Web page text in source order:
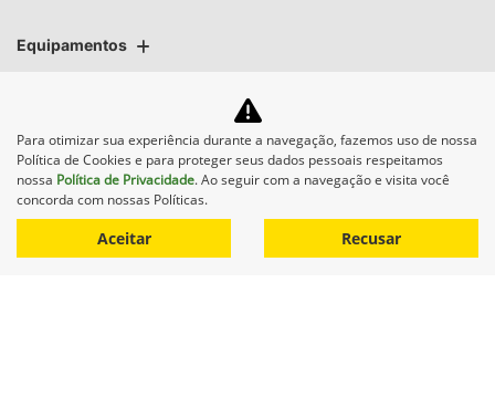
Equipamentos
Política de privacidade
COCAMAR MAQUINAS AGRICOLAS LTDA.
Para otimizar sua experiência durante a navegação, fazemos uso de nossa
Política de Cookies e para proteger seus dados pessoais respeitamos
nossa Política de Privacidade. Ao seguir com a navegação e visita você
concorda com nossas Políticas.
Aceitar Recusar